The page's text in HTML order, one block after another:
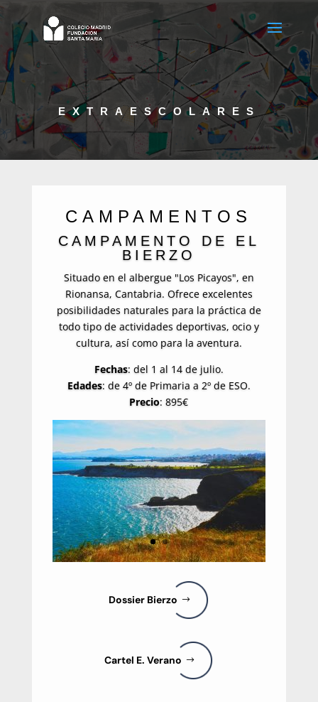
EXTRAESCOLARES
CAMPAMENTOS
CAMPAMENTO DE EL
BIERZO
Situado en el albergue "Los Picayos", en
Rionansa, Cantabria. Ofrece excelentes
posibilidades naturales para la práctica de
todo tipo de actividades deportivas, ocio y
cultura, así como para la aventura.
Fechas: del 1 al 14 de julio.
Edades: de 4º de Primaria a 2º de ESO.
Precio: 895€
Dossier Bierzo
Cartel E. Verano